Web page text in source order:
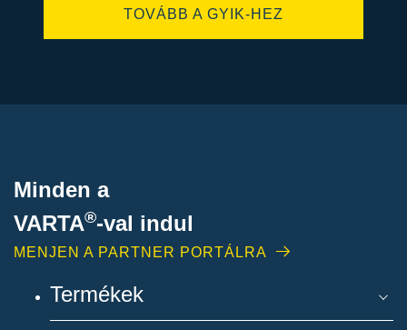
TOVÁBB A GYIK-HEZ
Minden a
VARTA®-val indul
MENJEN A PARTNER PORTÁLRA
Termékek